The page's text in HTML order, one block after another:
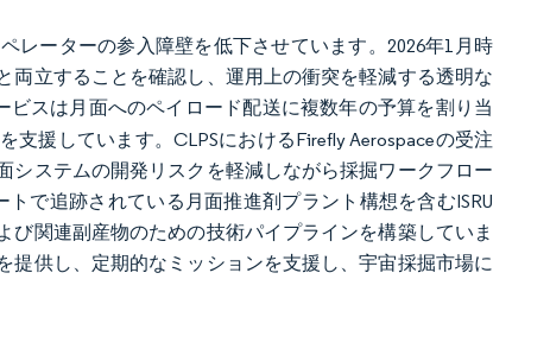
レーターの参入障壁を低下させています。2026年1月時
両立することを確認し、運用上の衝突を軽減する透明な
ビスは月面へのペイロード配送に複数年の予算を割り当
援しています。CLPSにおけるFirefly Aerospaceの受注
ステムの開発リスクを軽減しながら採掘ワークフロー
で追跡されている月面推進剤プラント構想を含むISRU
関連副産物のための技術パイプラインを構築していま
供し、定期的なミッションを支援し、宇宙採掘市場に